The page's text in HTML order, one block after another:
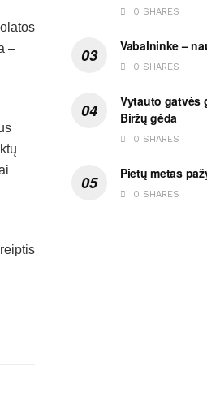
–
0 SHARES
Vabalninke –
0 SHARES
Vytauto gatvės
Biržų gėda
0 SHARES
Pietų metas
0 SHARES